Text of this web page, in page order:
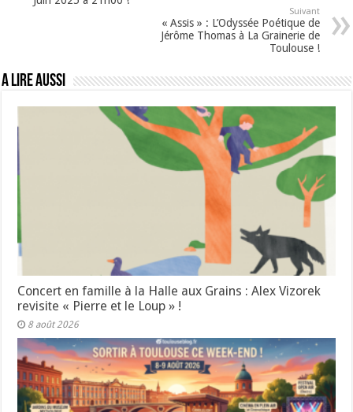
Suivant
« Assis » : L’Odyssée Poétique de
Jérôme Thomas à La Grainerie de
Toulouse !
A lire aussi
Concert en famille à la Halle aux Grains : Alex Vizorek
revisite « Pierre et le Loup » !
8 août 2026